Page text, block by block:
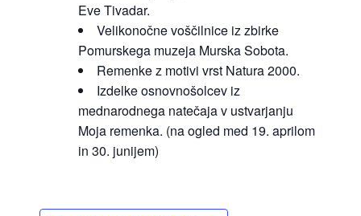
Eve Tivadar.
Velikonočne voščilnice iz zbirke
Pomurskega muzeja Murska Sobota.
Remenke z motivi vrst Natura 2000.
Izdelke osnovnošolcev iz
mednarodnega natečaja v ustvarjanju
Moja remenka. (na ogled med 19. aprilom
in 30. junijem)